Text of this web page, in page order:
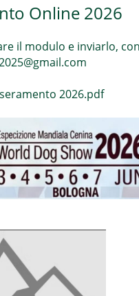
Online 2026
il modulo e inviarlo,
2026.pdf